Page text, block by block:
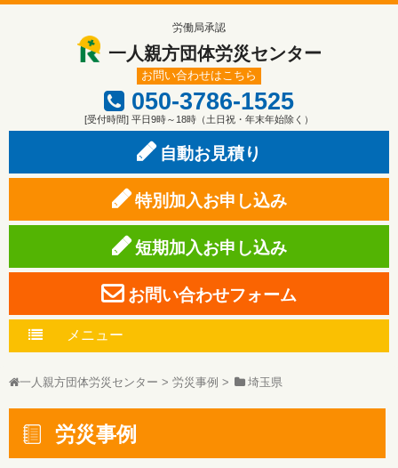
労働局承認
一人親方団体労災センター
お問い合わせはこちら
050-3786-1525
[受付時間] 平日9時～18時（土日祝・年末年始除く）
自動お見積り
特別加入お申し込み
短期加入お申し込み
お問い合わせフォーム
メニュー
一人親方団体労災センター > 労災事例 > 埼玉県
労災事例